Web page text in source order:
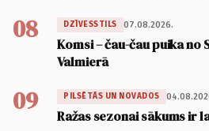
08 DZĪVESSTILS 07.08.2026.
Komsi – čau-čau puika no
Valmierā
09 PILSĒTĀS UN NOVADOS
Ražas sezonai sākums ir